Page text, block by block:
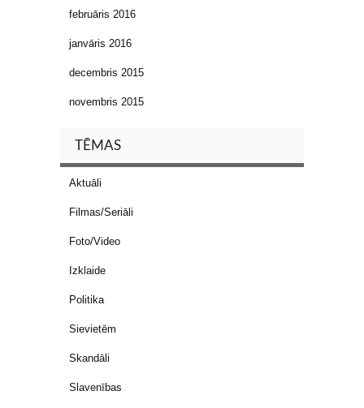
februāris 2016
janvāris 2016
decembris 2015
novembris 2015
TĒMAS
Aktuāli
Filmas/Seriāli
Foto/Video
Izklaide
Politika
Sievietēm
Skandāli
Slavenības